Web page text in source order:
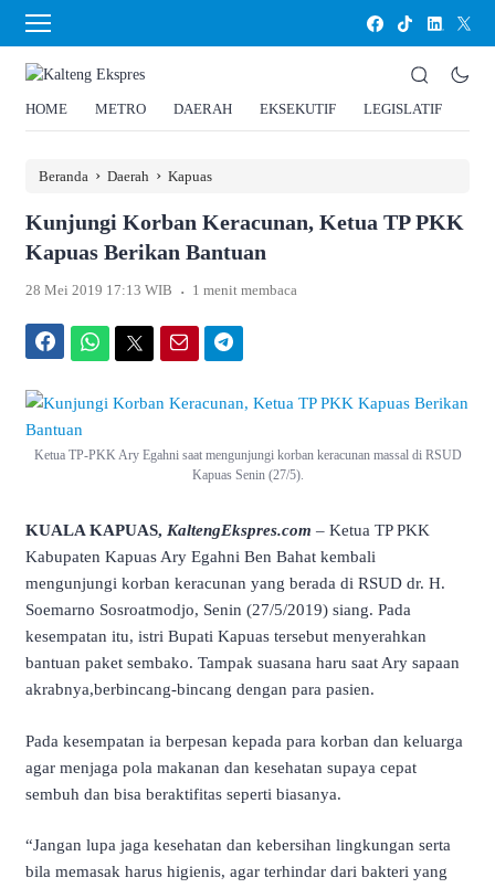
HOME METRO DAERAH EKSEKUTIF LEGISLATIF
Beranda › Daerah › Kapuas
Kunjungi Korban Keracunan, Ketua TP PKK
Kapuas Berikan Bantuan
28 Mei 2019 17:13 WIB . 1 menit membaca
Ketua TP-PKK Ary Egahni saat mengunjungi korban keracunan massal di RSUD
Kapuas Senin (27/5).
KUALA KAPUAS, KaltengEkspres.com – Ketua TP PKK
Kabupaten Kapuas Ary Egahni Ben Bahat kembali
mengunjungi korban keracunan yang berada di RSUD dr. H.
Soemarno Sosroatmodjo, Senin (27/5/2019) siang. Pada
kesempatan itu, istri Bupati Kapuas tersebut menyerahkan
bantuan paket sembako. Tampak suasana haru saat Ary sapaan
akrabnya,berbincang-bincang dengan para pasien.
Pada kesempatan ia berpesan kepada para korban dan keluarga
agar menjaga pola makanan dan kesehatan supaya cepat
sembuh dan bisa beraktifitas seperti biasanya.
“Jangan lupa jaga kesehatan dan kebersihan lingkungan serta
bila memasak harus higienis, agar terhindar dari bakteri yang